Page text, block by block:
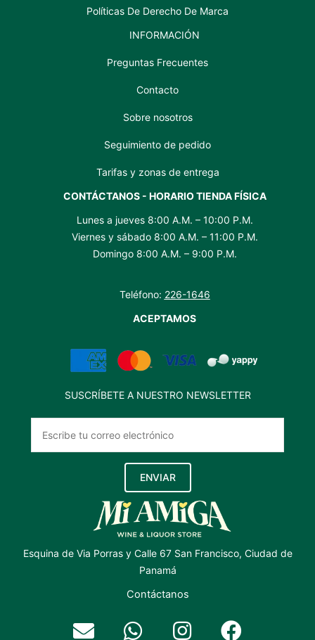
Políticas De Derecho De Marca
INFORMACIÓN
Preguntas Frecuentes
Contacto
Sobre nosotros
Seguimiento de pedido
Tarifas y zonas de entrega
CONTÁCTANOS - HORARIO TIENDA FÍSICA
Lunes a jueves 8:00 A.M. – 10:00 P.M.
Viernes y sábado 8:00 A.M. – 11:00 P.M.
Domingo 8:00 A.M. – 9:00 P.M.
Teléfono: 226-1646
ACEPTAMOS
SUSCRÍBETE A NUESTRO NEWSLETTER
ENVIAR
Esquina de Via Porras y Calle 67 San Francisco, Ciudad de
Panamá
Contáctanos